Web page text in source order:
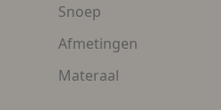
Snoep
Afmetingen
Materaal